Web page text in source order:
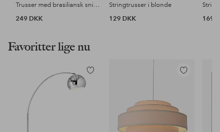
Trusser med brasiliansk snit 3-pak
249 DKK
Stringtrusser i blonde
129 DKK
169
Favoritter lige nu
Tilføj
til
Tilføj